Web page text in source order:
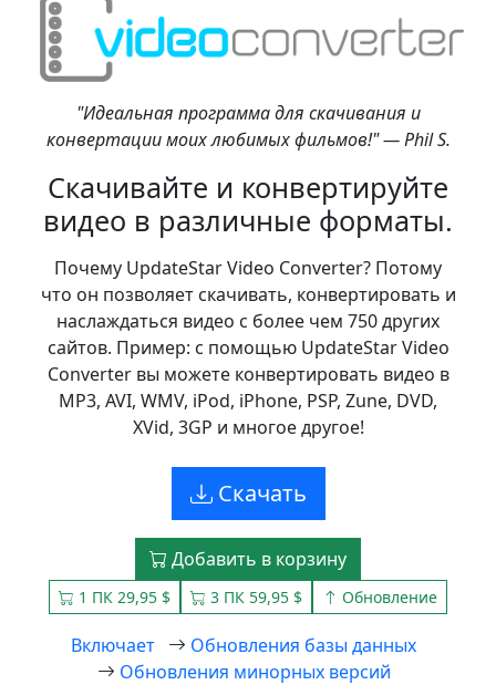
"Идеальная программа для скачивания и
конвертации моих любимых фильмов!" — Phil S.
Скачивайте и конвертируйте
видео в различные форматы.
Почему UpdateStar Video Converter? Потому
что он позволяет скачивать, конвертировать и
наслаждаться видео с более чем 750 других
сайтов. Пример: с помощью UpdateStar Video
Converter вы можете конвертировать видео в
MP3, AVI, WMV, iPod, iPhone, PSP, Zune, DVD,
XVid, 3GP и многое другое!
Скачать
Добавить в корзину
1 ПК 29,95 $ 3 ПК 59,95 $ Обновление
Включает
Обновления базы данных
Обновления минорных версий